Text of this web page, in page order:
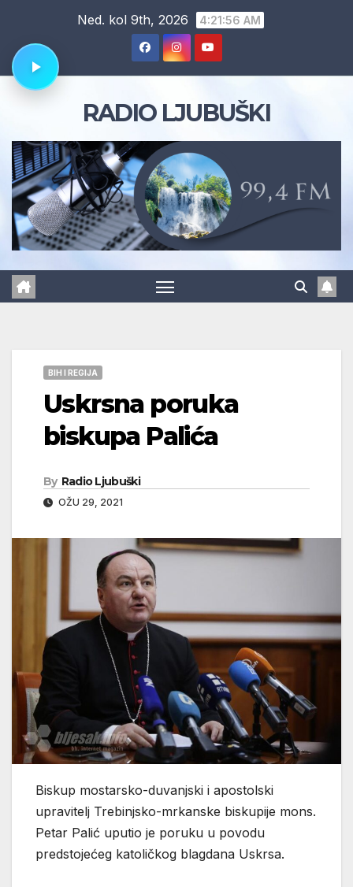
content
Ned. kol 9th, 2026 4:21:56 AM
RADIO LJUBUŠKI
BIH I REGIJA
Uskrsna poruka
biskupa Palića
By Radio Ljubuški
OŽU 29, 2021
Biskup mostarsko-duvanjski i apostolski
upravitelj Trebinjsko-mrkanske biskupije mons.
Petar Palić uputio je poruku u povodu
predstojećeg katoličkog blagdana Uskrsa.